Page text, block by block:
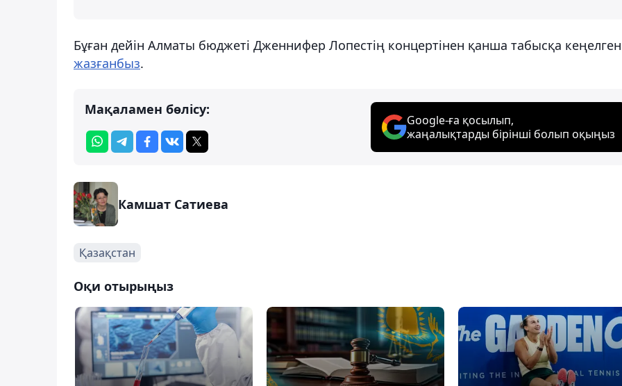
Бұған дейін Алматы бюджеті Дженнифер Лопестің концертінен қанша табысқа
жазғанбыз.
Мақаламен бөлісу:
Google-ға қосылып,
жаңалықтарды бірінші болып оқыңыз
Камшат Сатиева
Қазақстан
Оқи отырыңыз